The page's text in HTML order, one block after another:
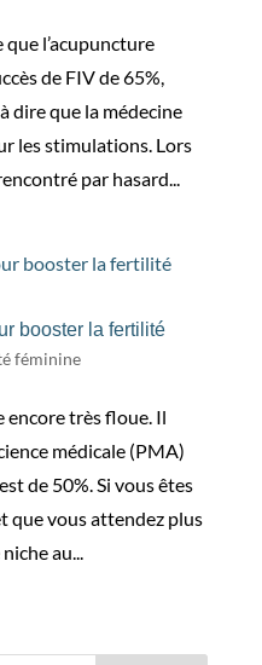
l’acupuncture
de FIV de 65%,
dire que la médecine
les stimulations. Lors
par hasard...
booster la fertilité
féminine
encore très floue. Il
médicale (PMA)
de 50%. Si vous êtes
que vous attendez plus
au...